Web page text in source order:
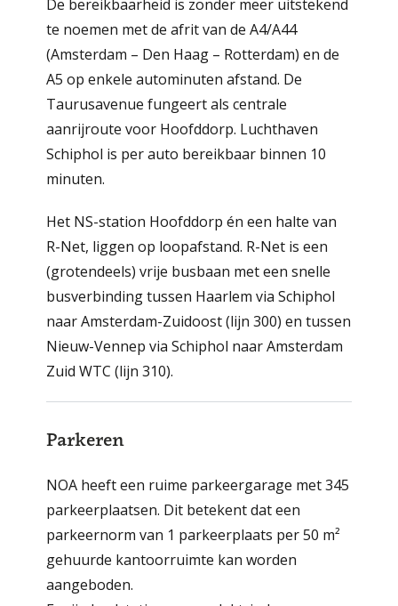
De bereikbaarheid is zonder meer uitstekend
te noemen met de afrit van de A4/A44
(Amsterdam – Den Haag – Rotterdam) en de
A5 op enkele autominuten afstand. De
Taurusavenue fungeert als centrale
aanrijroute voor Hoofddorp. Luchthaven
Schiphol is per auto bereikbaar binnen 10
minuten.
Het NS-station Hoofddorp én een halte van
R-Net, liggen op loopafstand. R-Net is een
(grotendeels) vrije busbaan met een snelle
busverbinding tussen Haarlem via Schiphol
naar Amsterdam-Zuidoost (lijn 300) en tussen
Nieuw-Vennep via Schiphol naar Amsterdam
Zuid WTC (lijn 310).
Parkeren
NOA heeft een ruime parkeergarage met 345
parkeerplaatsen. Dit betekent dat een
parkeernorm van 1 parkeerplaats per 50 m²
gehuurde kantoorruimte kan worden
aangeboden.